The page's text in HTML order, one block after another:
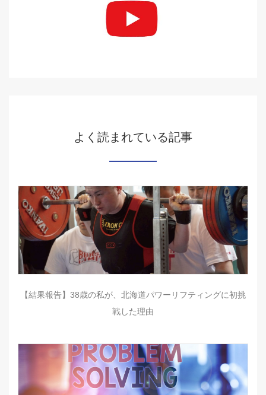
よく読まれている記事
【結果報告】38歳の私が、北海道パワーリフティングに初挑
戦した理由